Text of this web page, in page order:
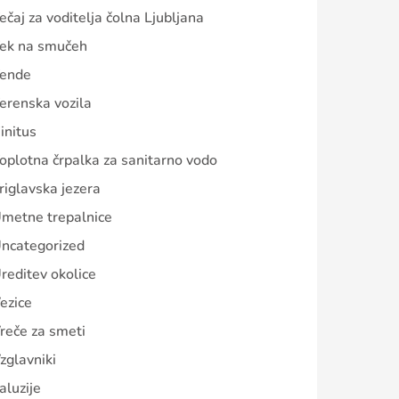
za voditelja čolna Ljubljana
na smučeh
vozila
črpalka za sanitarno vodo
jezera
trepalnice
okolice
za smeti